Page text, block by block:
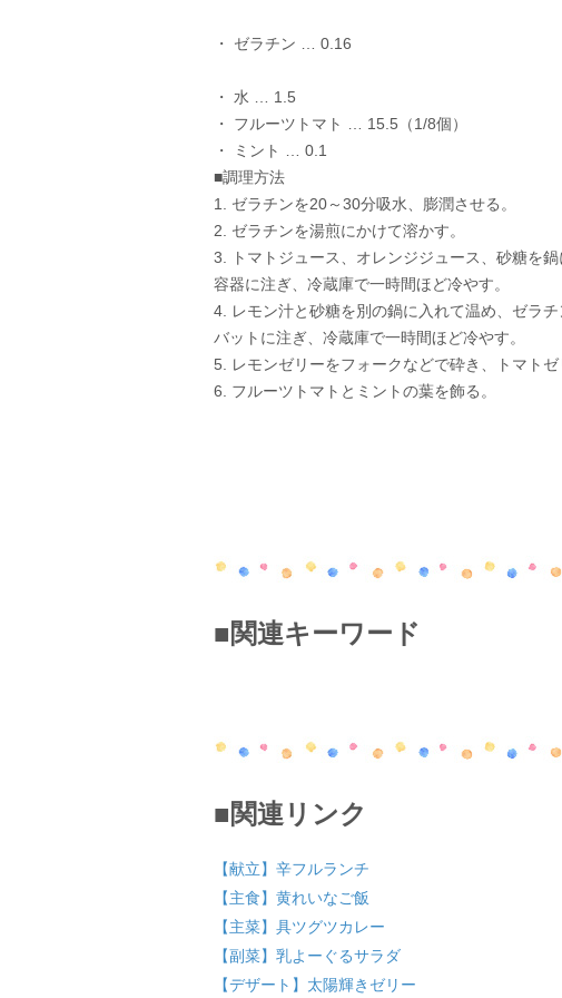
・ ゼラチン … 0.16
・ 水 … 1.5
・ フルーツトマト … 15.5（1/8個）
・ ミント … 0.1
■調理方法
1. ゼラチンを20～30分吸水、膨潤させる。
2. ゼラチンを湯煎にかけて溶かす。
3. トマトジュース、オレンジジュース、砂糖を鍋
容器に注ぎ、冷蔵庫で一時間ほど冷やす。
4. レモン汁と砂糖を別の鍋に入れて温め、ゼラチ
バットに注ぎ、冷蔵庫で一時間ほど冷やす。
5. レモンゼリーをフォークなどで砕き、トマトゼ
6. フルーツトマトとミントの葉を飾る。
■関連キーワード
■関連リンク
【献立】辛フルランチ
【主食】黄れいなご飯
【主菜】具ツグツカレー
【副菜】乳よーぐるサラダ
【デザート】太陽輝きゼリー